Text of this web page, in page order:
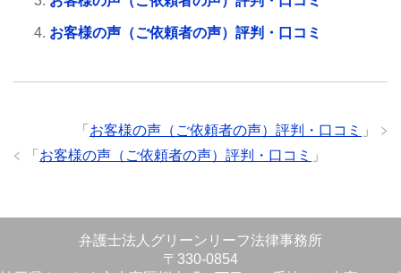
お客様の声（ご依頼者の声）評判・口コミ
「 お客様の声（ご依頼者の声）評判・口コミ
」
「 お客様の声（ご依頼者の声）評判・口コミ 」
弁護士法人グリーンリーフ法律事務所
〒330-0854